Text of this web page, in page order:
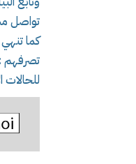
تواصل
كما